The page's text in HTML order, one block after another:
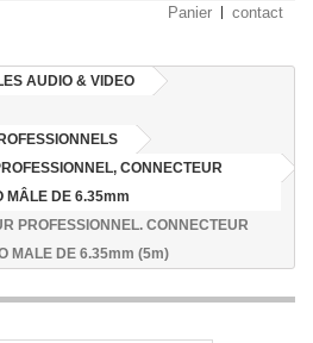
Panier contact
AUDIO & VIDEO
CONNECTEUR
MÂLE DE 6.35mm
PROFESSIONNEL. CONNECTEUR
MALE DE 6.35mm (5m)